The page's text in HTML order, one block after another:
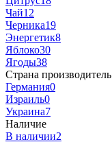
Чай12
Черника19
Энергетик8
Яблоко30
Ягоды38
Страна производитель
Германия0
Израиль0
Украина7
Наличие
В наличии2